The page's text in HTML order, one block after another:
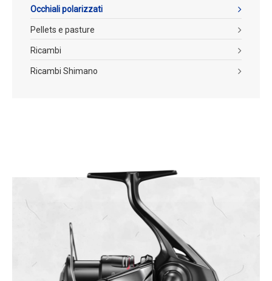
Occhiali polarizzati
Pellets e pasture
Ricambi
Ricambi Shimano